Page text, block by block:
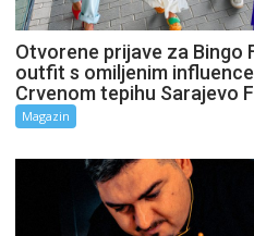
Otvorene prijave za Bingo
outfit s omiljenim
Crvenom tepihu Sarajevo
Magazin